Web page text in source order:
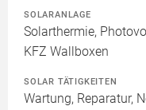
SOLARANLAGE
Solarthermie,
KFZ Wallboxen
SOLAR TÄTIGKEITEN
Wartung, Reparatur,